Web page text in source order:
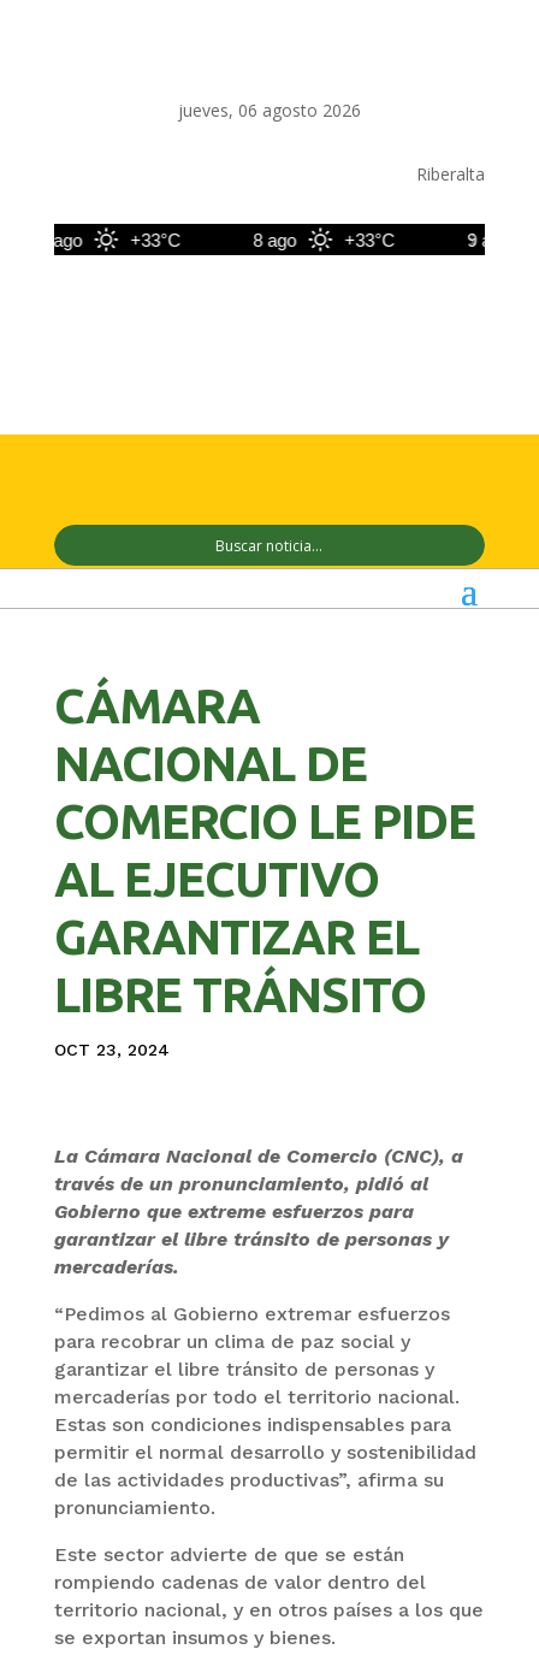
jueves, 06 agosto 2026
Riberalta
7 ago +33°C 8 ago +33°C 9 ago
CÁMARA
NACIONAL DE
COMERCIO LE PIDE
AL EJECUTIVO
GARANTIZAR EL
LIBRE TRÁNSITO
OCT 23, 2024
La Cámara Nacional de Comercio (CNC), a
través de un pronunciamiento, pidió al
Gobierno que extreme esfuerzos para
garantizar el libre tránsito de personas y
mercaderías.
“Pedimos al Gobierno extremar esfuerzos
para recobrar un clima de paz social y
garantizar el libre tránsito de personas y
mercaderías por todo el territorio nacional.
Estas son condiciones indispensables para
permitir el normal desarrollo y sostenibilidad
de las actividades productivas”, afirma su
pronunciamiento.
Este sector advierte de que se están
rompiendo cadenas de valor dentro del
territorio nacional, y en otros países a los que
se exportan insumos y bienes.